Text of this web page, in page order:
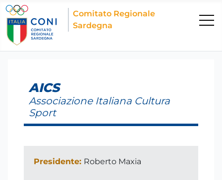
Comitato Regionale
Sardegna
AICS
Associazione Italiana Cultura
Sport
Presidente: Roberto Maxia